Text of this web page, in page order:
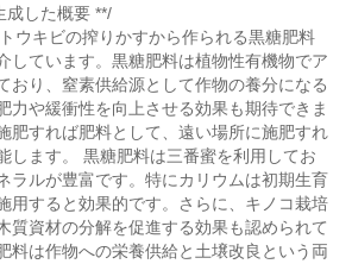
成した概要 **/
ウキビの搾りかすから作られる黒糖肥料
しています。黒糖肥料は植物性有機物でア
おり、窒素供給源として作物の養分になる
力や緩衝性を向上させる効果も期待できま
肥すれば肥料として、遠い場所に施肥すれ
します。 黒糖肥料は三番蜜を利用してお
ラルが豊富です。特にカリウムは初期生育
用すると効果的です。さらに、キノコ栽培
質資材の分解を促進する効果も認められて
料は作物への栄養供給と土壌改良という両